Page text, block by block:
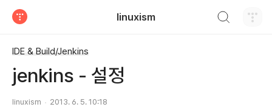
linuxism
IDE & Build/Jenkins
jenkins - 설정
linuxism 2013. 6. 5. 10:18